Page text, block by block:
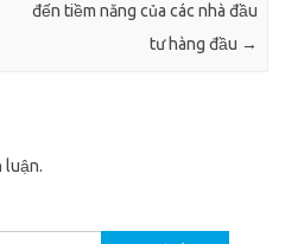
đến tiềm năng của các nhà đầu
tư hàng đầu →
luận.